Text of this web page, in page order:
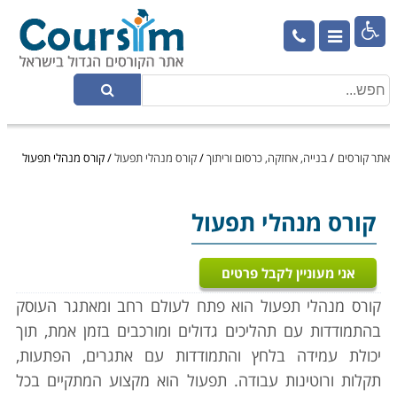

אתר קורסים /בנייה, אחזקה, כרסום וריתוך/קורס מנהלי תפעול/קורס מנהלי תפעול
קורס מנהלי תפעול
אני מעוניין לקבל פרטים
קורס מנהלי תפעול הוא פתח לעולם רחב ומאתגר העוסק
בהתמודדות עם תהליכים גדולים ומורכבים בזמן אמת, תוך
יכולת עמידה בלחץ והתמודדות עם אתגרים, הפתעות,
תקלות ורוטינות עבודה. תפעול הוא מקצוע המתקיים בכל